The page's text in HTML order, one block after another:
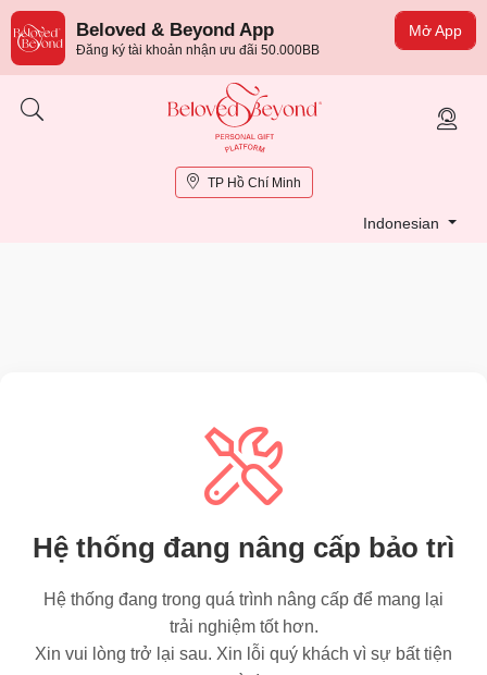
Mở App
Beloved & Beyond App
Đăng ký tài khoản nhận ưu đãi 50.000BB
TP Hồ Chí Minh
Indonesian
Hệ thống đang nâng cấp bảo trì
Hệ thống đang trong quá trình nâng cấp để mang lại
trải nghiệm tốt hơn.
Xin vui lòng trở lại sau. Xin lỗi quý khách vì sự bất tiện